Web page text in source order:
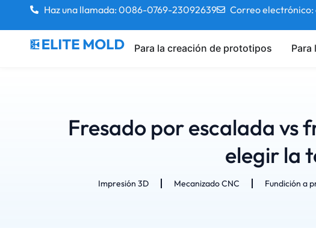
Haz una llamada: 0086-0769-23092639 Correo
Para la creación de prototipos Para
Fresado por escalada vs
elegir la
Impresión 3D Mecanizado CNC Fundición a